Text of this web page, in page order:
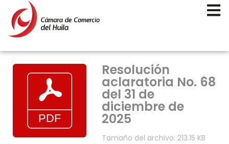
Resolución
aclaratoria No. 68
del 31 de
diciembre de
2025
Tamaño del archivo: 213.15 KB